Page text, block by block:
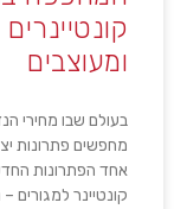
ומעוצבים
בעולם שבו מחירי
מחפשים פתרונות
אחד הפתרונות
קונטיינר למגורים